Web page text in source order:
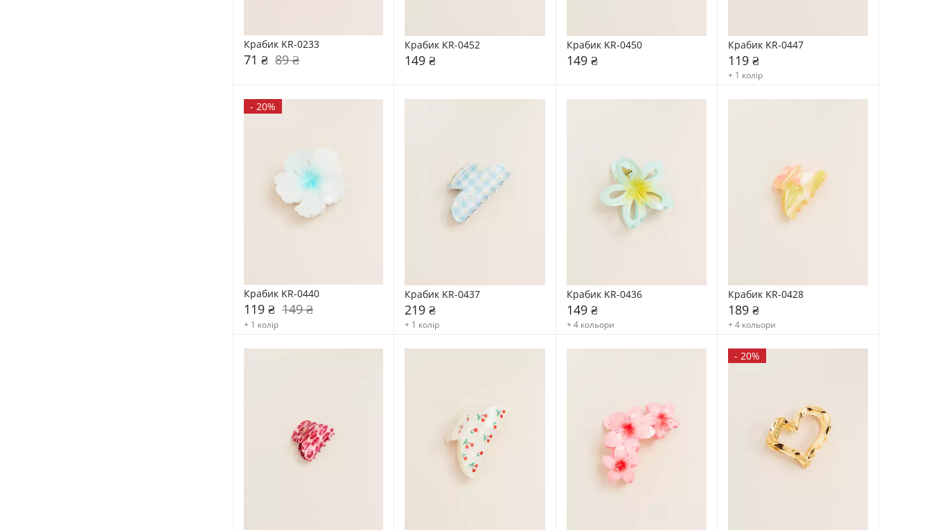
Крабик KR-0233
71 ₴ 89 ₴
Крабик KR-0452
149 ₴
Крабик KR-0450
149 ₴
Крабик KR-0447
119 ₴
+ 1 колір
- 20%
Крабик KR-0440
119 ₴ 149 ₴
+ 1 колір
Крабик KR-0437
219 ₴
+ 1 колір
Крабик KR-0436
149 ₴
+ 4 кольори
Крабик KR-0428
189 ₴
+ 4 кольори
- 20%